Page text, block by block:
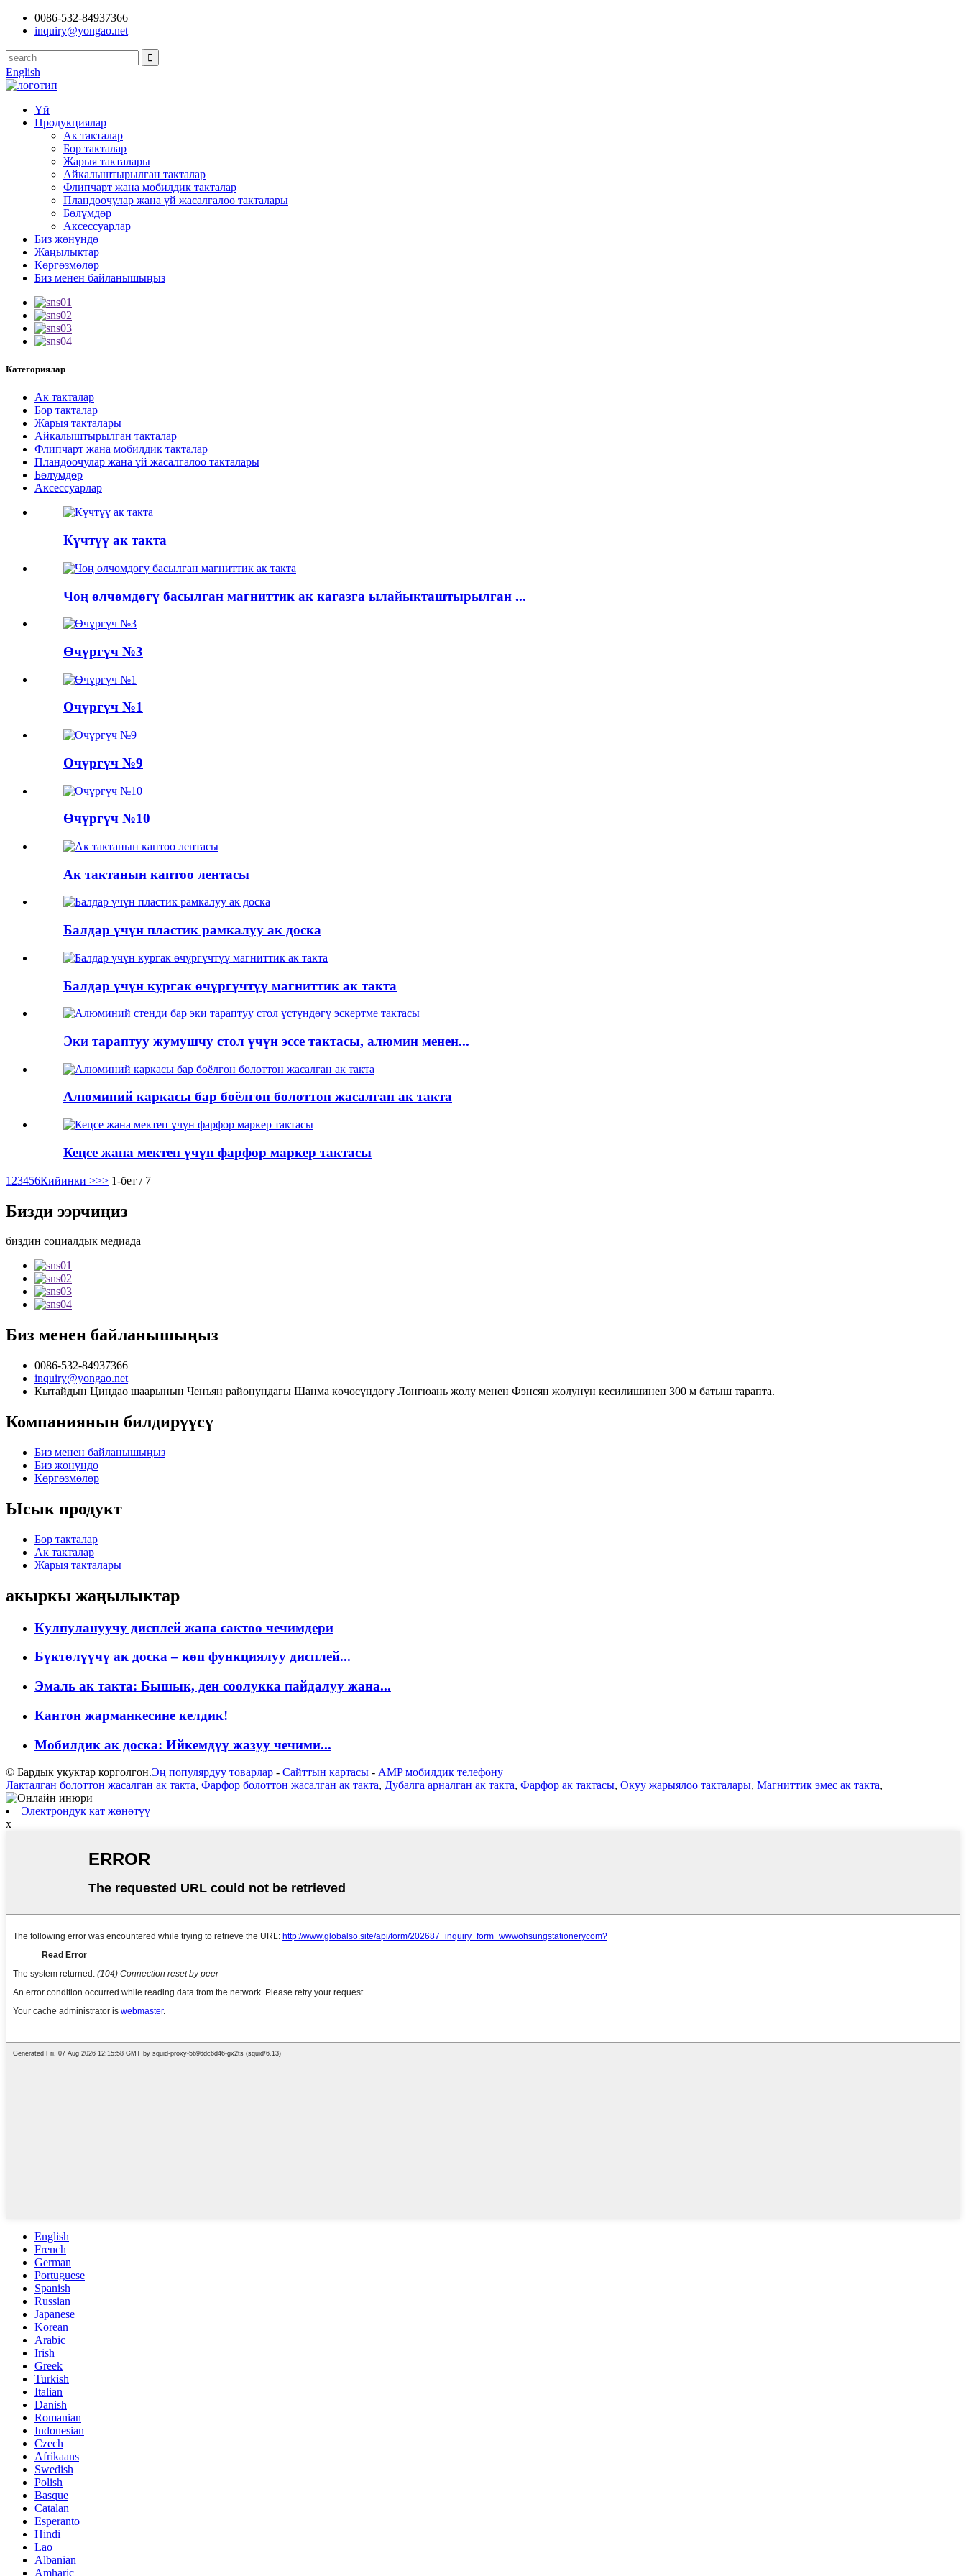
0086-532-84937366
inquiry@yongao.net
English
Үй
Продукциялар
Ак такталар
Бор такталар
Жарыя такталары
Айкалыштырылган такталар
Флипчарт жана мобилдик такталар
Пландоочулар жана үй жасалгалоо такталары
Бөлүмдөр
Аксессуарлар
Биз жөнүндө
Жаңылыктар
Көргөзмөлөр
Биз менен байланышыңыз
Категориялар
Ак такталар
Бор такталар
Жарыя такталары
Айкалыштырылган такталар
Флипчарт жана мобилдик такталар
Пландоочулар жана үй жасалгалоо такталары
Бөлүмдөр
Аксессуарлар
Күчтүү ак такта
Чоң өлчөмдөгү басылган магниттик ак кагазга ылайыкташтырылган ...
Өчүргүч №3
Өчүргүч №1
Өчүргүч №9
Өчүргүч №10
Ак тактанын каптоо лентасы
Балдар үчүн пластик рамкалуу ак доска
Балдар үчүн кургак өчүргүчтүү магниттик ак такта
Эки тараптуу жумушчу стол үчүн эссе тактасы, алюмин менен...
Алюминий каркасы бар боёлгон болоттон жасалган ак такта
Кеңсе жана мектеп үчүн фарфор маркер тактасы
1 23456Кийинки >>> 1-бет / 7
Бизди ээрчиңиз
биздин социалдык медиада
Биз менен байланышыңыз
0086-532-84937366
inquiry@yongao.net
Кытайдын Циндао шаарынын Ченъян районундагы Шанма көчөсүндөгү Лонгюань жолу менен Фэнсян жолунун кесилишинен 300 м батыш тарапта.
Компаниянын билдирүүсү
Биз менен байланышыңыз
Биз жөнүндө
Көргөзмөлөр
Ысык продукт
Бор такталар
Ак такталар
Жарыя такталары
акыркы жаңылыктар
Кулпулануучу дисплей жана сактоо чечимдери
Бүктөлүүчү ак доска – көп функциялуу дисплей...
Эмаль ак такта: Бышык, ден соолукка пайдалуу жана...
Кантон жарманкесине келдик!
Мобилдик ак доска: Ийкемдүү жазуу чечими...
© Бардык укуктар корголгон.Эң популярдуу товарлар - Сайттын картасы - AMP мобилдик телефону
Лакталган болоттон жасалган ак такта, Фарфор болоттон жасалган ак такта, Дубалга арналган ак такта, Фарфор ак тактасы, Окуу жарыялоо такталары, Магниттик эмес ак такта,
Электрондук кат жөнөтүү
x
English
French
German
Portuguese
Spanish
Russian
Japanese
Korean
Arabic
Irish
Greek
Turkish
Italian
Danish
Romanian
Indonesian
Czech
Afrikaans
Swedish
Polish
Basque
Catalan
Esperanto
Hindi
Lao
Albanian
Amharic